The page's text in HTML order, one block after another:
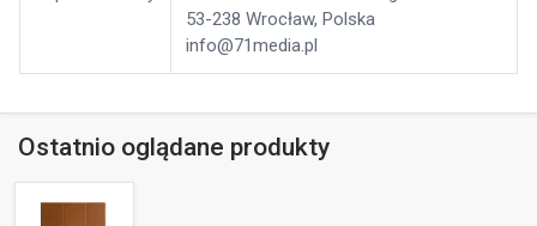
53-238 Wrocław, Polska
info@71media.pl
Ostatnio oglądane produkty